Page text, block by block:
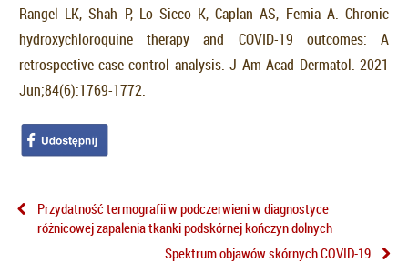
Rangel LK, Shah P, Lo Sicco K, Caplan AS, Femia A. Chronic
hydroxychloroquine therapy and COVID-19 outcomes: A
retrospective case-control analysis. J Am Acad Dermatol. 2021
Jun;84(6):1769-1772.
Przydatność termografii w podczerwieni w diagnostyce
różnicowej zapalenia tkanki podskórnej kończyn dolnych
Spektrum objawów skórnych COVID-19